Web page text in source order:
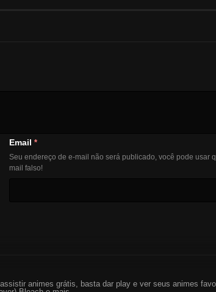
Email *
Seu endereço de e-mail não será publicado, você pode usar
mail falso!
animes grátis, basta dar play e ver seus animes